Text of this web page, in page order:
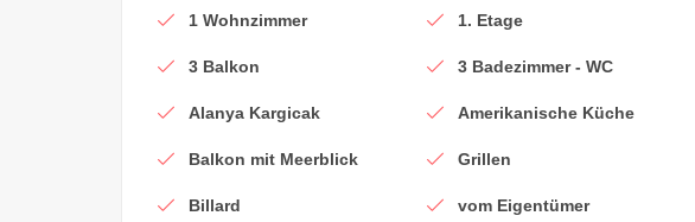
1 Wohnzimmer 1. Etage
3 Balkon 3 Badezimmer - WC
Alanya Kargicak Amerikanische Küche
Balkon mit Meerblick Grillen
Billard vom Eigentümer